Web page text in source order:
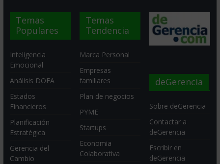
Temas
Populares
Inteligencia
Emocional
Análisis DOFA
Estados
Financieros
Planificación
Estratégica
Gerencia del
Cambio
Temas
Tendencia
Marca Personal
Empresas
familiares
Plan de negocios
PYME
Startups
Economia
Colaborativa
deGerencia
Sobre deGerencia
Contactar a
deGerencia
Escribir en
deGerencia